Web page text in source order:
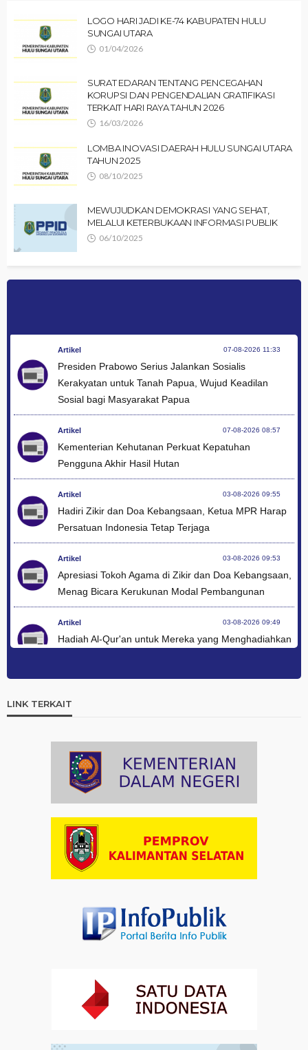
LOGO HARI JADI KE-74 KABUPATEN HULU
SUNGAI UTARA
01/04/2026
SURAT EDARAN TENTANG PENCEGAHAN
KORUPSI DAN PENGENDALIAN GRATIFIKASI
TERKAIT HARI RAYA TAHUN 2026
16/03/2026
LOMBA INOVASI DAERAH HULU SUNGAI UTARA
TAHUN 2025
08/10/2025
MEWUJUDKAN DEMOKRASI YANG SEHAT,
MELALUI KETERBUKAAN INFORMASI PUBLIK
06/10/2025
Artikel 07-08-2026 11:33
Presiden Prabowo Serius Jalankan Sosialis
Kerakyatan untuk Tanah Papua, Wujud Keadilan
Sosial bagi Masyarakat Papua
Artikel 07-08-2026 08:57
Kementerian Kehutanan Perkuat Kepatuhan
Pengguna Akhir Hasil Hutan
Artikel 03-08-2026 09:55
Hadiri Zikir dan Doa Kebangsaan, Ketua MPR Harap
Persatuan Indonesia Tetap Terjaga
Artikel 03-08-2026 09:53
Apresiasi Tokoh Agama di Zikir dan Doa Kebangsaan,
Menag Bicara Kerukunan Modal Pembangunan
Artikel 03-08-2026 09:49
Hadiah Al-Qur'an untuk Mereka yang Menghadiahkan
Ini Teks Lengkap Doa Kebangsaan Umat Kristen
Protestan di Monas
Artikel
Paduan Suara yang Menyatukan Harapan untuk
Indonesia
Dalam Zikir dan Doa Kebangsaan, Tio Menemukan
Makna Keberagaman
Artikel 01-08-2026 18:00
Kebangsaan di Monas
Pandang terhadap Penyandang Disabilitas
LINK TERKAIT